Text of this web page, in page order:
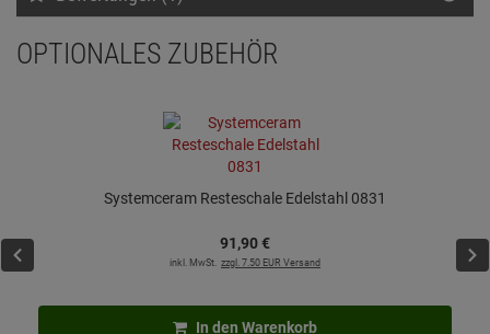
OPTIONALES ZUBEHÖR
Systemceram Resteschale Edelstahl 0831
91,90€
inkl. MwSt. zzgl. 7.50 EUR Versand
In den Warenkorb